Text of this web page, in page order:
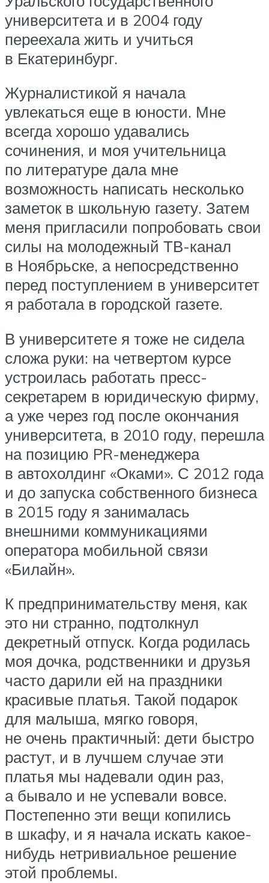
университета и в 2004 году
переехала жить и учиться
в Екатеринбург.
Журналистикой я начала
увлекаться еще в юности. Мне
всегда хорошо удавались
сочинения, и моя учительница
по литературе дала мне
возможность написать несколько
заметок в школьную газету. Затем
меня пригласили попробовать свои
силы на молодежный ТВ-канал
в Ноябрьске, а непосредственно
перед поступлением в университет
я работала в городской газете.
В университете я тоже не сидела
сложа руки: на четвертом курсе
устроилась работать пресс-
секретарем в юридическую фирму,
а уже через год после окончания
университета, в 2010 году, перешла
на позицию PR-менеджера
в автохолдинг «Оками». С 2012 года
и до запуска собственного бизнеса
в 2015 году я занималась
внешними коммуникациями
оператора мобильной связи
«Билайн».
К предпринимательству меня, как
это ни странно, подтолкнул
декретный отпуск. Когда родилась
моя дочка, родственники и друзья
часто дарили ей на праздники
красивые платья. Такой подарок
для малыша, мягко говоря,
не очень практичный: дети быстро
растут, и в лучшем случае эти
платья мы надевали один раз,
а бывало и не успевали вовсе.
Постепенно эти вещи копились
в шкафу, и я начала искать какое-
нибудь нетривиальное решение
этой проблемы.